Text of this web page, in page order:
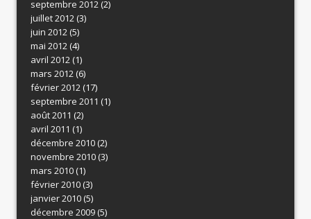
septembre 2012(2)
juillet 2012(3)
juin 2012(5)
mai 2012(4)
avril 2012(1)
mars 2012(6)
février 2012(17)
septembre 2011 (1)
août 2011 (2)
avril 2011 (1)
décembre 2010(2)
novembre 2010(3)
mars 2010(1)
février 2010(3)
janvier 2010(5)
décembre 2009(5)